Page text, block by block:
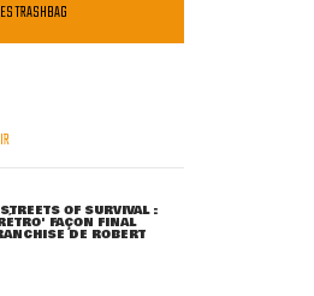
TRASHBAG
OF SURVIVAL :
FAÇON FINAL
DE ROBERT